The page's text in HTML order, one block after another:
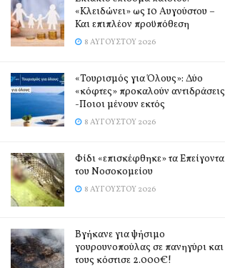
«Κλειδώνει» ως 10 Αυγούστου –
Και επιπλέον προϋπόθεση
8 ΑΥΓΟΎΣΤΟΥ 2026
«Τουρισμός για Όλους»: Δύο
«κόφτες» προκαλούν αντιδράσεις
-Ποιοι μένουν εκτός
8 ΑΥΓΟΎΣΤΟΥ 2026
Φίδι «επισκέφθηκε» τα Επείγοντα
του Νοσοκομείου
8 ΑΥΓΟΎΣΤΟΥ 2026
Βγήκανε για ψήσιμο
γουρουνοπούλας σε πανηγύρι και
τους κόστισε 2.000€!